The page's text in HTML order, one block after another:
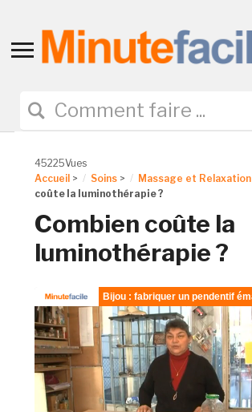
Toggle
navigation
45225Vues
Accueil > Soins > Massage et Relaxation
coûte la luminothérapie ?
Combien coûte la
luminothérapie ?